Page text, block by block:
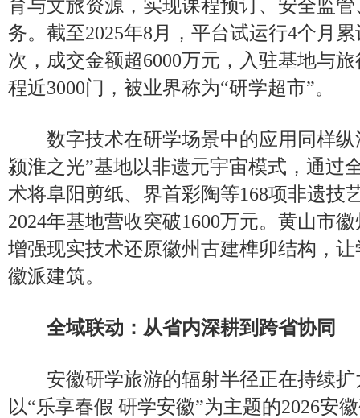
育与文旅资源，实现课程预订、安全监
务。截至2025年8月，平台试运行4个月
次，成交金额超6000万元，入驻基地与
程近3000门，被业界称为“研学超市”。
数字技术在研学场景中的应用同样纵
颍淮之光”基地以非遗元宇宙模式，通过
术将阜阳剪纸、界首彩陶等168项非遗技
2024年基地营收突破1600万元。黄山市
增强现实技术还原徽州古建榫卯结构，
徽派建筑。
全域联动：从省内深耕到跨省协同
安徽研学旅游的辐射半径正在持续扩
以“乐享春假 研学安徽”为主题的2026安